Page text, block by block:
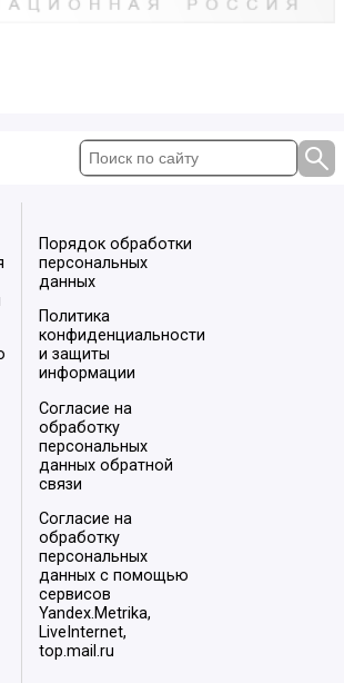
Порядок обработки
персональных
данных
Политика
конфиденциальности
и защиты
информации
Согласие на
обработку
персональных
данных обратной
связи
Согласие на
обработку
персональных
данных с помощью
сервисов
Yandex.Metrika,
LiveInternet,
top.mail.ru